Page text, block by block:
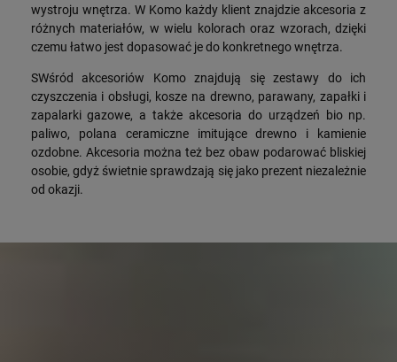
wystroju wnętrza. W Komo każdy klient znajdzie akcesoria z
różnych materiałów, w wielu kolorach oraz wzorach, dzięki
czemu łatwo jest dopasować je do konkretnego wnętrza.
SWśród akcesoriów Komo znajdują się zestawy do ich
czyszczenia i obsługi, kosze na drewno, parawany, zapałki i
zapalarki gazowe, a także akcesoria do urządzeń bio np.
paliwo, polana ceramiczne imitujące drewno i kamienie
ozdobne. Akcesoria można też bez obaw podarować bliskiej
osobie, gdyż świetnie sprawdzają się jako prezent niezależnie
od okazji.